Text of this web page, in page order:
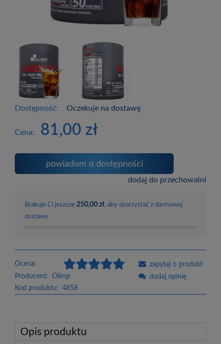
Dostępność: Oczekuje na dostawę
Cena: 81,00 zł
powiadom o dostępności
dodaj do przechowalni
Brakuje Ci jeszcze 250,00 zł, aby skorzystać z darmowej
dostawy.
Ocena:
Producent: Olimp
Kod produktu: 4858
zapytaj o produkt
dodaj opinię
Opis produktu